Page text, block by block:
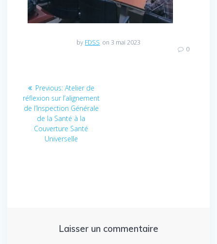
by FDSS on 3 mai 2023
0
Navigation
de
l’article
Previous: Previous
post:
Atelier de
réflexion sur l’alignement
de l’Inspection Générale
de la Santé à la
Couverture Santé
Universelle
Laisser un commentaire